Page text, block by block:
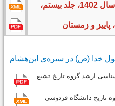
تاریخ اسلام در آینه پژوهش، سال 1402، جلد بیستم،
خدا (ص) در سیره‌ی ابن‌هشام
ارشد گروه تاریخ تشیع
تاریخ دانشگاه فردوسی